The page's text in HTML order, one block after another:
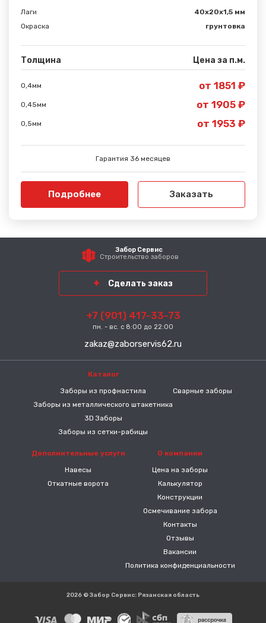
Лаги
40х20х1,5 мм
Окраска
грунтовка
Толщина Цена за п.м.
0,4мм от 1851 ₽
0,45мм от 1905 ₽
0,5мм от 1953 ₽
Гарантия 36 месяцев
Подробнее Заказать
Забор Сервис
Строительство заборов
Сделать заказ
+7 (901) 417-33-73
пн. - вс. с 8:00 до 22:00
zakaz@zaborservis62.ru
Каталог
Заборы из профнастила
Заборы из металлического штакетника
3D Заборы
Заборы из сетки-рабицы
Сварные заборы
Дополнительные услуги
Навесы
Откатные ворота
О компании
Цена на заборы
Калькулятор
Конструкции
Осмечивание забора
Контакты
Отзывы
Вакансии
Политика конфиденциальности
2026 © Забор Сервис: Рязанская область